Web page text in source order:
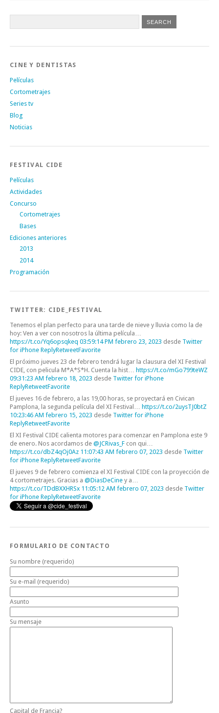
CINE Y DENTISTAS
Películas
Cortometrajes
Series tv
Blog
Noticias
FESTIVAL CIDE
Películas
Actividades
Concurso
Cortometrajes
Bases
Ediciones anteriores
2013
2014
Programación
TWITTER: CIDE_FESTIVAL
Tenemos el plan perfecto para una tarde de nieve y lluvia como la de
hoy: Ven a ver con nosotros la última película…
https://t.co/Yq6opsqkeq 03:59:14 PM febrero 23, 2023 desde Twitter
for iPhone ReplyRetweetFavorite
El próximo jueves 23 de febrero tendrá lugar la clausura del XI Festival
CIDE, con pelicula M*A*S*H. Cuenta la hist… https://t.co/mGo799teWZ
09:31:23 AM febrero 18, 2023 desde Twitter for iPhone
ReplyRetweetFavorite
El jueves 16 de febrero, a las 19,00 horas, se proyectará en Civican
Pamplona, la segunda película del XI Festival… https://t.co/2uysTJ0btZ
10:23:46 AM febrero 15, 2023 desde Twitter for iPhone
ReplyRetweetFavorite
El XI Festival CIDE calienta motores para comenzar en Pamplona este 9
de enero. Nos acordamos de @JCRivas_F con qui…
https://t.co/dbZ4qOj0Az 11:07:43 AM febrero 07, 2023 desde Twitter
for iPhone ReplyRetweetFavorite
El jueves 9 de febrero comienza el XI Festival CIDE con la proyección de
4 cortometrajes. Gracias a @DiasDeCine y a…
https://t.co/TDdBXXHRSx 11:05:12 AM febrero 07, 2023 desde Twitter
for iPhone ReplyRetweetFavorite
FORMULARIO DE CONTACTO
Su nombre (requerido)
Su e-mail (requerido)
Asunto
Su mensaje
Capital de Francia?